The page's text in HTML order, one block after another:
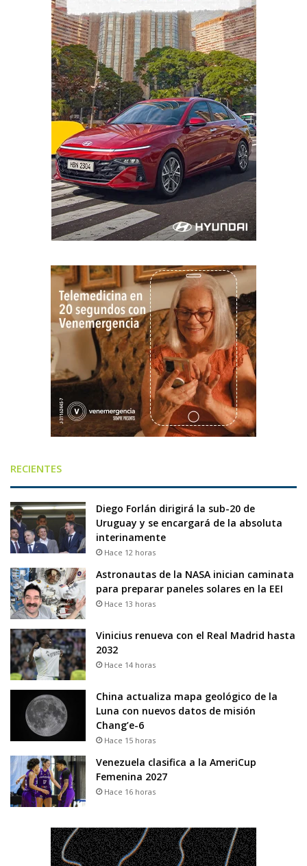
RECIENTES
Diego Forlán dirigirá la sub-20 de
Uruguay y se encargará de la absoluta
interinamente
Hace 12 horas
Astronautas de la NASA inician caminata
para preparar paneles solares en la EEI
Hace 13 horas
Vinicius renueva con el Real Madrid hasta
2032
Hace 14 horas
China actualiza mapa geológico de la
Luna con nuevos datos de misión
Chang’e-6
Hace 15 horas
Venezuela clasifica a la AmeriCup
Femenina 2027
Hace 16 horas